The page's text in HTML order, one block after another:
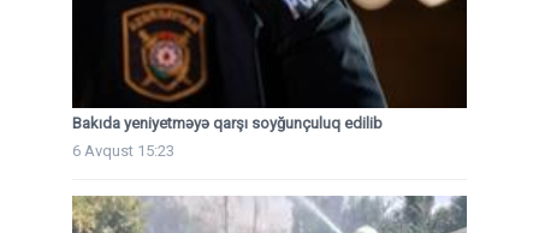
Bakıda yeniyetməyə qarşı soyğunçuluq edilib
6 Avqust 15:23